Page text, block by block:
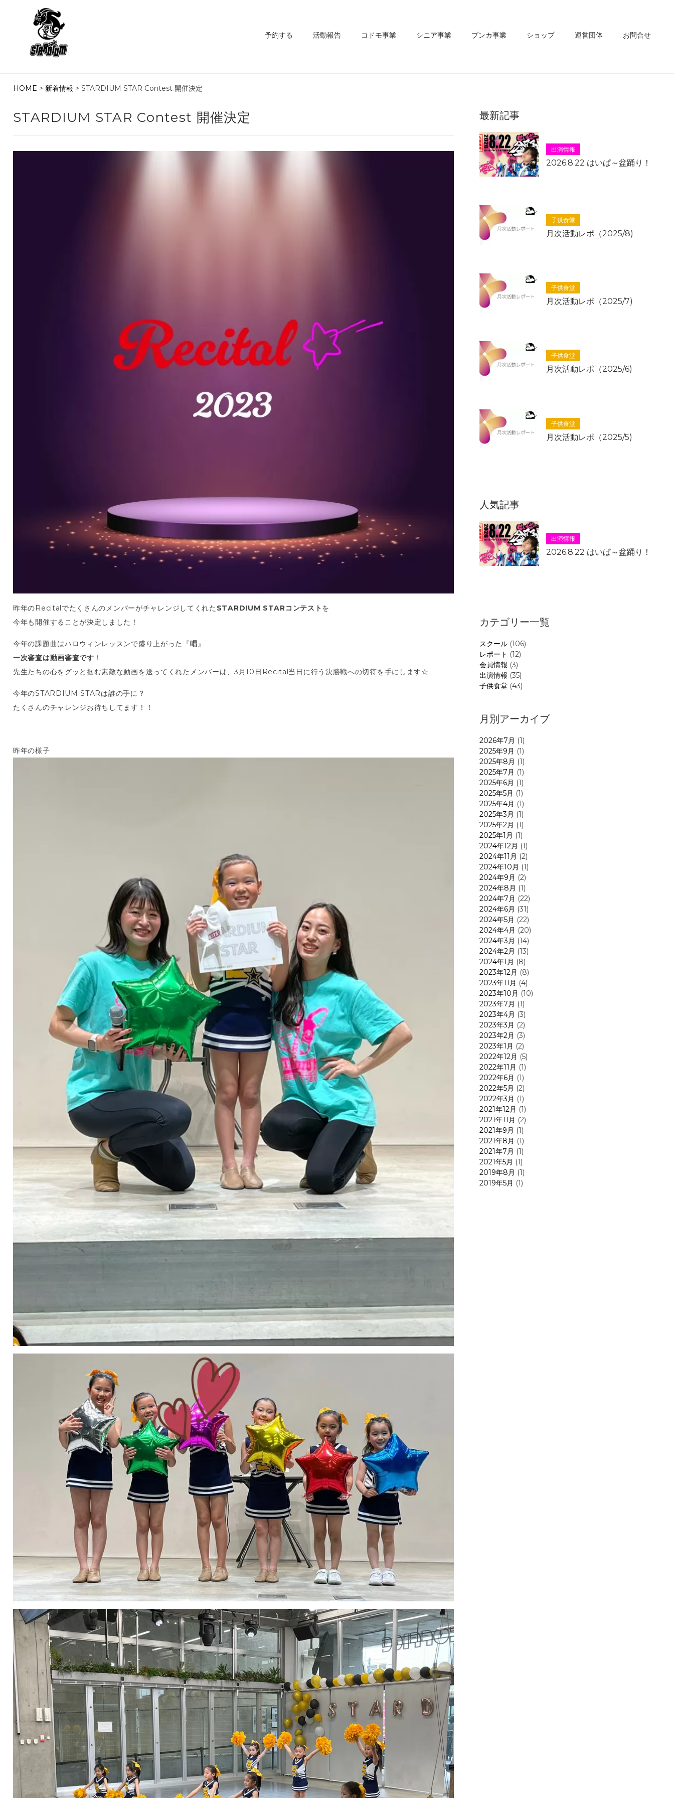
予約する 活動報告 コドモ事業 シニア事業 ブンカ事業 ショップ 運営団体 お問合せ
HOME > 新着情報 > STARDIUM STAR Contest 開催決定
STARDIUM STAR Contest 開催決定
昨年のRecitalでたくさんのメンバーがチャレンジしてくれた STARDIUM STARコンテスト を
今年も開催することが決定しました！
今年の課題曲はハロウィンレッスンで盛り上がった『唱』
一次審査は動画審査です ！
先生たちの心をグッと掴む素敵な動画を送ってくれたメンバーは、3月10日Recital当日に行う決勝戦への切符を手にします☆
今年のSTARDIUM STARは誰の手に？
たくさんのチャレンジお待ちしてます！！
昨年の様子
最新記事
出演情報
2026.8.22 はいぱ～盆踊り！
子供食堂
月次活動レポ（2025/8)
子供食堂
月次活動レポ（2025/7)
子供食堂
月次活動レポ（2025/6)
子供食堂
月次活動レポ（2025/5)
人気記事
出演情報
2026.8.22 はいぱ～盆踊り！
カテゴリー一覧
スクール (106)
レポート (12)
会員情報 (3)
出演情報 (35)
子供食堂 (43)
月別アーカイブ
2026年7月 (1)
2025年9月 (1)
2025年8月 (1)
2025年7月 (1)
2025年6月 (1)
2025年5月 (1)
2025年4月 (1)
2025年3月 (1)
2025年2月 (1)
2025年1月 (1)
2024年12月 (1)
2024年11月 (2)
2024年10月 (1)
2024年9月 (2)
2024年8月 (1)
2024年7月 (22)
2024年6月 (31)
2024年5月 (22)
2024年4月 (20)
2024年3月 (14)
2024年2月 (13)
2024年1月 (8)
2023年12月 (8)
2023年11月 (4)
2023年10月 (10)
2023年7月 (1)
2023年4月 (3)
2023年3月 (2)
2023年2月 (3)
2023年1月 (2)
2022年12月 (5)
2022年11月 (1)
2022年6月 (1)
2022年5月 (2)
2022年3月 (1)
2021年12月 (1)
2021年11月 (2)
2021年9月 (1)
2021年8月 (1)
2021年7月 (1)
2021年5月 (1)
2019年8月 (1)
2019年5月 (1)